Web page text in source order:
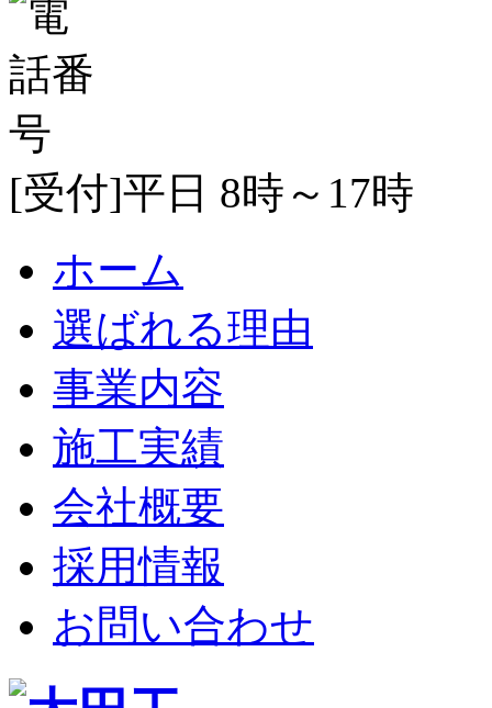
[受付]平日 8時～17時
ホーム
選ばれる理由
事業内容
施工実績
会社概要
採用情報
お問い合わせ